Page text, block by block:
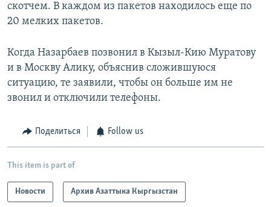
скотчем. В каждом из пакетов находилось еще по
20 мелких пакетов.
Когда Назарбаев позвонил в Кызыл-Кию Муратову
и в Москву Алику, объяснив сложившуюся
ситуацию, те заявили, чтобы он больше им не
звонил и отключили телефоны.
Поделиться Follow us
This item is part of
Новости Архив Азаттыка Кыргызстан